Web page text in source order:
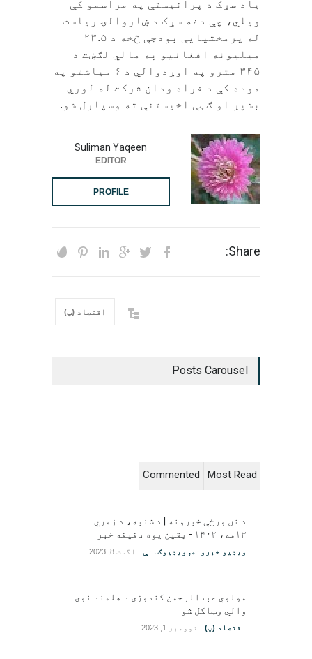
ياد سړک د پرانيستې په مراسمو کې
ویلي، چې دغه سړک د ښاروالۍ رياست
له پرمختيايې بودجې څخه د ۲۳.۵
ميليونه افغانيو په مالي لګښت د
۳۴۵ مترو په اوږدوالي د ۶ مياشتو په
موده کې د فراه ودان شرکت له لوري
بشپړ او ګټې اخيستنې ته وسپارل شو.
Suliman Yaqeen
EDITOR
PROFILE
Share:
اقتصاد (پ)
Posts Carousel
Most Read
Commented
د نن ورځې خبرونه | د شنبه، د زمري
۱۳مه، ۱۴۰۲ - یقین یوه دقیقه خبر
ویډیو خبرونه, ویډیوګانې اگست 8, 2023
مولوي عبدالرحمن کندوزی د هلمند نوی
والي وټاکل شو
اقتصاد (پ) نوومبر 1, 2023